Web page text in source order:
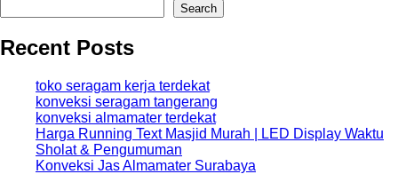
Search
Recent Posts
toko seragam kerja terdekat
konveksi seragam tangerang
konveksi almamater terdekat
Harga Running Text Masjid Murah | LED Display Waktu
Sholat & Pengumuman
Konveksi Jas Almamater Surabaya